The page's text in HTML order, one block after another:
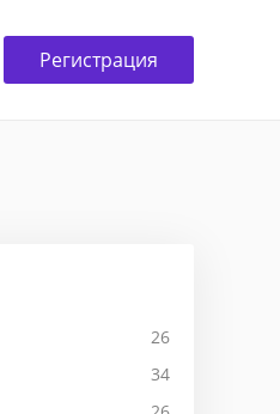
Регистрация
26
34